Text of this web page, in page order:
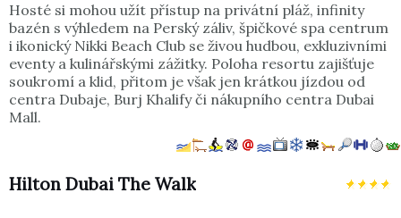
Hosté si mohou užít přístup na privátní pláž, infinity
bazén s výhledem na Perský záliv, špičkové spa centrum
i ikonický Nikki Beach Club se živou hudbou, exkluzivními
eventy a kulinářskými zážitky. Poloha resortu zajišťuje
soukromí a klid, přitom je však jen krátkou jízdou od
centra Dubaje, Burj Khalify či nákupního centra Dubai
Mall.
Hilton Dubai The Walk